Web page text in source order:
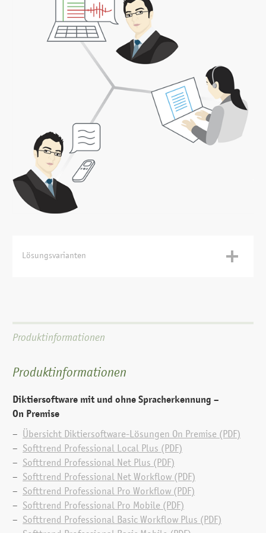
arbeiten? Nichts einfacher als das – verbinden Sie sich via
Remote Desktop in die Firma und diktieren mit
Spracherkennung Ihre Texte direkt in Word oder E-Mail.
Wie viel Zeit möchten Sie pro Tag gewinnen für Ihre
Familie, Hobbys oder andere wichtige Dinge in Ihrem
Leben? Anwender einer Spracherkennungslösung sparen
je nach Einsatzweise der Spracherkennung bis zu 1 Stunde
pro Tag.
Lösungsvarianten
Dragon® Professional Local Plus
Diktat mit Spracherkennung an mehreren
Produktinformationen
Produktinformationen
Diktiersoftware mit und ohne Sprach­erkennung –
On Premise
Übersicht Diktiersoftware-Lösungen On Premise (PDF)
Softtrend Professional Local Plus (PDF)
Softtrend Professional Net Plus (PDF)
Softtrend Professional Net Workflow (PDF)
Softtrend Professional Pro Workflow (PDF)
Softtrend Professional Pro Mobile (PDF)
Softtrend Professional Basic Workflow Plus (PDF)